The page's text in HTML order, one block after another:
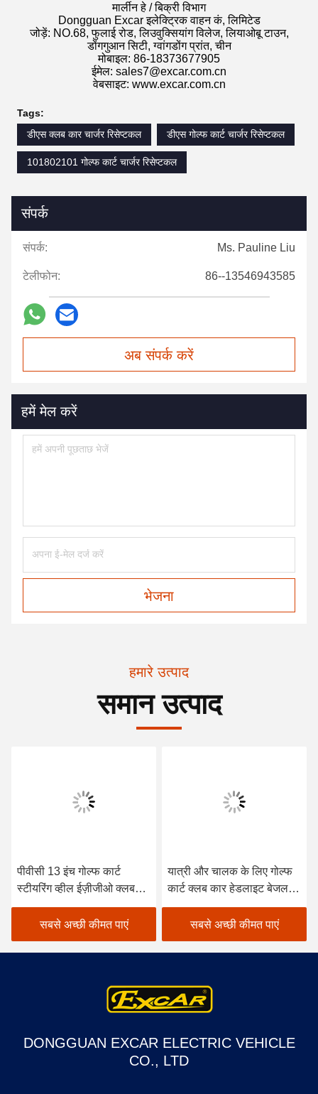
मार्लीन हे / बिक्री विभाग
Dongguan Excar इलेक्ट्रिक वाहन कं, लिमिटेड
जोड़ें: NO.68, फुलाई रोड, लिउवुक्सियांग विलेज, लियाओबू टाउन,
डोंगगुआन सिटी, ग्वांगडोंग प्रांत, चीन
मोबाइल: 86-18373677905
ईमेल: sales7@excar.com.cn
वेबसाइट: www.excar.com.cn
Tags:
डीएस क्लब कार चार्जर रिसेप्टकल
डीएस गोल्फ कार्ट चार्जर रिसेप्टकल
101802101 गोल्फ कार्ट चार्जर रिसेप्टकल
संपर्क
संपर्क: Ms. Pauline Liu
टेलीफोन: 86--13546943585
अब संपर्क करें
हमें मेल करें
भेजना
हमारे उत्पाद
समान उत्पाद
पीवीसी 13 इंच गोल्फ कार्ट
स्टीयरिंग व्हील ईज़ीजीओ क्लब
कार और यामाहा के लिए फिट
बैठता हैसबसे अच्छी कीमत पाएं
यात्री और चालक के लिए गोल्फ
कार्ट क्लब कार हेडलाइट बेजल
1016879/1016880
सबसे अच्छी कीमत पाएं
DONGGUAN EXCAR ELECTRIC VEHICLE
CO., LTD